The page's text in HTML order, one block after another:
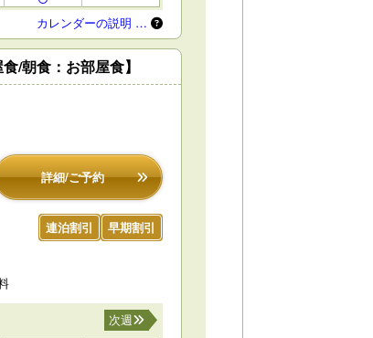
カレンダーの説明 …
朝食：お部屋食】
詳細/ご予約
連泊割引
早期割引
次週